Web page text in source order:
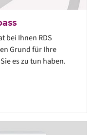
bei Ihnen RDS
Grund für Ihre
es zu tun haben.